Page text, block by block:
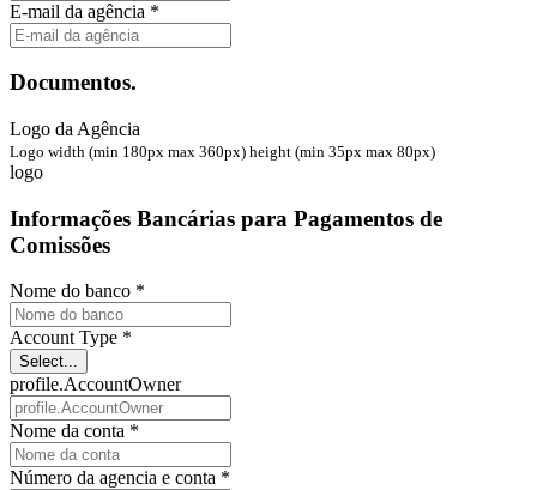
E-mail da agência *
Documentos.
Logo da Agência
Logo width (min 180px max 360px) height (min 35px max 80px)
logo
Informações Bancárias para Pagamentos de
Comissões
Nome do banco *
Account Type *
Select...
profile.AccountOwner
Nome da conta *
Número da agencia e conta *